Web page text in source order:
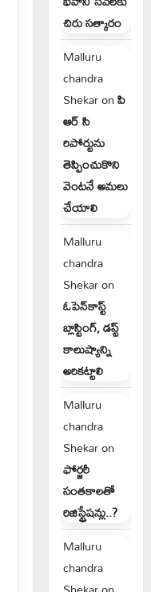
చిరు సత్కారం
Malluru
chandra
Shekaronపి
ఆర్ సి
రిపోర్టును
తెప్పించుకొని
వెంటనే అమలు
చేయాలి
Malluru
chandra
Shekaron
ఓపెన్‌కాస్ట్
బ్లాస్టింగ్, డస్ట్
కాలుష్యాన్ని
అరికట్టాలి
Malluru
chandra
Shekaron
ఫోర్జరీ
సంతకాలతో
రిజిస్ట్రేషన్లు..?
Malluru
chandra